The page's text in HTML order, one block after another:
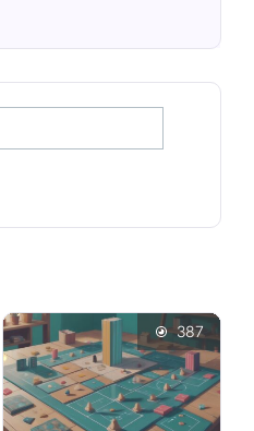
387